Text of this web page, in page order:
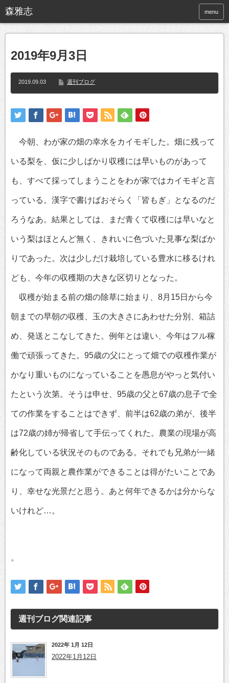
menu
2019年9月3日
2019.09.03 週刊ブログ
今朝、わが家の畑の幸水をカイモギした。畑に残って
いる梨を、仮に少しばかり収穫には早いものがあって
も、すべて採ってしまうことをわが家ではカイモギと言
っている。漢字で書けばおそらく「皆もぎ」となるのだ
ろうなあ。結果としては、まだ青くて収穫には早いなと
いう梨はほとんど無く、きれいに色づいた見事な梨ばか
りであった。次は少しだけ栽培している豊水に移るけれ
ども、今年の収穫期の大きな区切りとなった。
収穫が始まる前の畑の除草に始まり、8月15日から今
朝までの早朝の収穫、玉の大きさにあわせた分別、箱詰
め、発送とこなしてきた。例年とは違い、今年はフル稼
働で頑張ってきた。95歳の父にとって畑での収穫作業が
かなり重いものになっていることを愚息がやっと気付い
たという次第。そうは申せ、95歳の父と67歳の息子で全
ての作業をすることはできず、前半は62歳の弟が、後半
は72歳の姉が帰省して手伝ってくれた。農業の現場が高
齢化している状況そのものである。それでも兄弟が一緒
になって両親と農作業ができることは得がたいことであ
り、幸せな光景だと思う。あと何年できるかは分からな
いけれど…。
。
週刊ブログ関連記事
2022年 1月 12日
2022年1月12日